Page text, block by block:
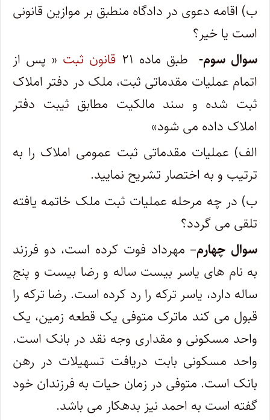
ب) اقامه دعوی در دادگاه منطبق بر موازین قانونی
است یا خیر؟
سوال سوم- طبق ماده ۲۱ قانون ثبت « پس از
اتمام عملیات مقدماتی ثبت، ملک در دفتر املاک
ثبت شده و سند مالکیت مطابق ثیبت دفتر
املاک داده می شود»
الف) عملیات مقدماتی ثبت عمومی املاک را به
ترتیب و به اختصار تشریح نمایید.
ب) در چه مرحله عملیات ثبت ملک خاتمه یافته
تلقی می گردد؟
سوال چهارم– مهرداد فوت کرده است، دو فرزند
به نام های یاسر بیست ساله و رضا بیست و پنج
ساله دارد، یاسر ترکه را رد کرده است. رضا ترکه را
قبول می کند ماترک متوفی یک قطعه زمین، یک
واحد مسکونی و مقداری وجه نقد در بانک است.
واحد مسکونی بابت دریافت تسهیلات در رهن
بانک است. متوفی در زمان حیات به فرزندان خود
گفته است به احمد نیز بدهکار می باشد.